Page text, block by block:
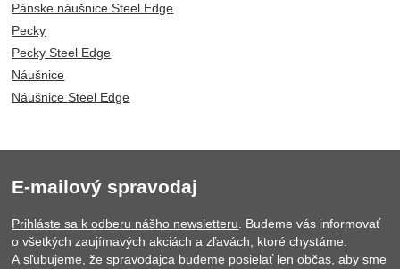
Pánske náušnice Steel Edge
Pecky
Pecky Steel Edge
Náušnice
Náušnice Steel Edge
E-mailový spravodaj
Prihláste sa k odberu nášho newsletteru . Budeme vás informovať
o všetkých zaujímavých akciách a zľavách, ktoré chystáme.
A sľubujeme, že spravodajca budeme posielať len občas, aby sme